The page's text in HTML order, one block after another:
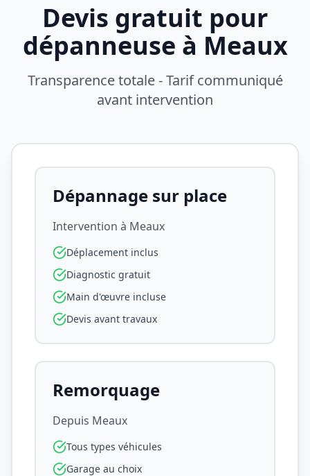
Devis gratuit pour
dépanneuse à Meaux
Transparence totale - Tarif communiqué
avant intervention
Dépannage sur place
Intervention à Meaux
Déplacement inclus
Diagnostic gratuit
Main d'œuvre incluse
Devis avant travaux
Remorquage
Depuis Meaux
Tous types véhicules
Garage au choix